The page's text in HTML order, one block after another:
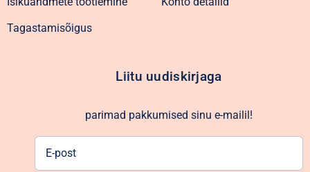
Tagastamisõigus
Liitu uudiskirjaga
parimad pakkumised sinu e-mailil!